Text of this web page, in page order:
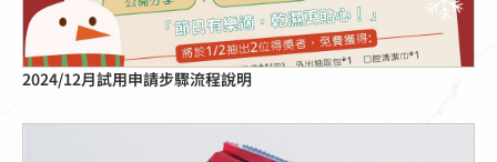
2024/12月試用申請步驟流程說明